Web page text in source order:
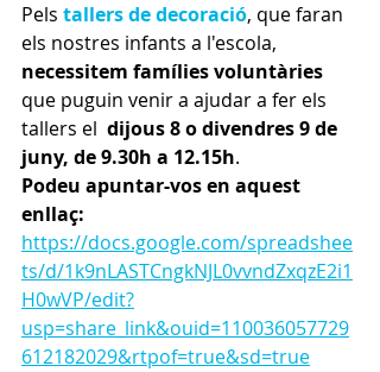
Pels tallers de decoració, que faran
els nostres infants a l'escola,
necessitem famílies voluntàries
que puguin venir a ajudar a fer els
tallers el dijous 8 o divendres 9 de
juny, de 9.30h a 12.15h.
Podeu apuntar-vos en aquest
enllaç:
https://docs.google.com/spreadshee
ts/d/1k9nLASTCngkNJL0vvndZxqzE2i1
H0wVP/edit?
usp=share_link&ouid=110036057729
612182029&rtpof=true&sd=true